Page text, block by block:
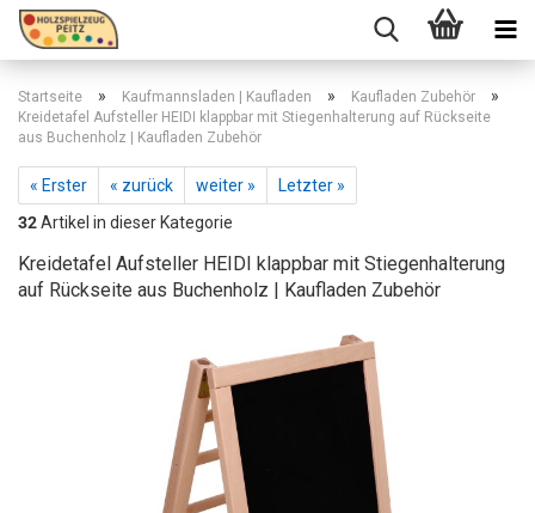
Startseite » Kaufmannsladen | Kaufladen » Kaufladen Zubehör »
Kreidetafel Aufsteller HEIDI klappbar mit Stiegenhalterung auf Rückseite
aus Buchenholz | Kaufladen Zubehör
« Erster « zurück weiter »
Letzter »
32Artikel in dieser Kategorie
Kreidetafel Aufsteller HEIDI klappbar mit Stiegenhalterung
auf Rückseite aus Buchenholz | Kaufladen Zubehör